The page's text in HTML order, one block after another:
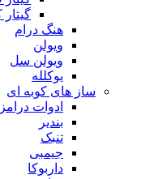
هنگ درام
ویولن
ویولن سل
یوکلله
ساز های کوبه ای
ادوات درامز
بندیر
تنبک
جیمبی
داربوکا